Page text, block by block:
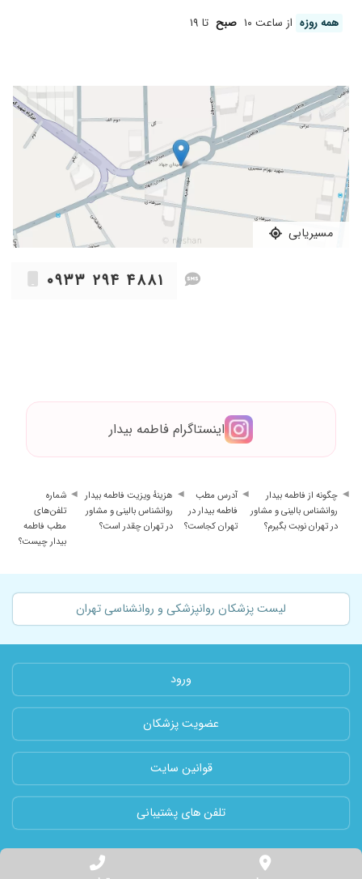
همه روزه از ساعت ۱۰ صبح تا ۱۹
مسیریابی
۰۹۳۳ ۲۹۴ ۴۸۸۱
اینستاگرام فاطمه بیدار
چگونه از فاطمه بیدار
روانشناس بالینی و مشاور
در تهران نوبت بگیرم؟
آدرس مطب
فاطمه بیدار در
تهران کجاست؟
هزینهٔ ویزیت فاطمه بیدار
روانشناس بالینی و مشاور
در تهران چقدر است؟
شماره
تلفن‌های
مطب فاطمه
بیدار چیست؟
لیست پزشکان روانپزشکی و روانشناسی تهران
ورود
عضویت پزشکان
قوانین سایت
تلفن های پشتیبانی